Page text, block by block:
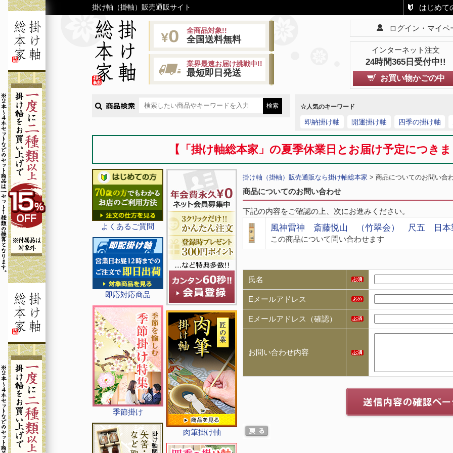
掛け軸（掛軸）販売通販サイト はじめて
全商品対象!!
全国送料無料
業界最速お届け挑戦中!!
最短即日発送
ログイン・マイペ
インターネット注文
24時間365日受付中!!
お買い物かごの中
☆人気のキーワード
即納掛け軸 開運掛け軸 四季の掛け軸
【「掛け軸総本家」の夏季休業日とお届け予定につ
よくあるご質問
即応対応商品
季節掛け
肉筆掛け軸
掛け軸（掛軸）販売通販なら掛け軸総本家 > 商品についてのお問い合
商品についてのお問い合わせ
下記の内容をご確認の上、次にお進みください。
風神雷神 斎藤悦山 （竹翠会） 尺五 日本
この商品について問い合わせます
氏名
Eメールアドレス
Eメールアドレス（確認）
お問い合わせ内容